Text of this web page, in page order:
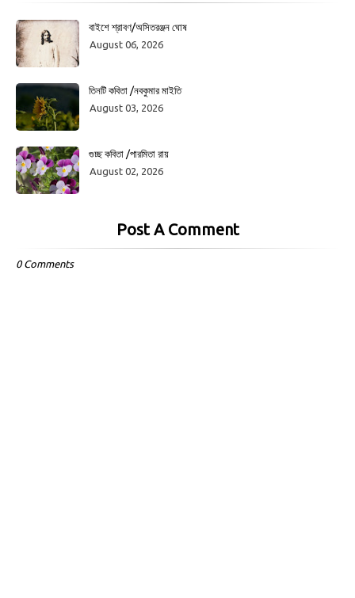
বাইশে শ্রাবণ/অসিতরঞ্জন ঘোষ
August 06, 2026
তিনটি কবিতা /নবকুমার মাইতি
August 03, 2026
গুচ্ছ কবিতা /পারমিতা রায়
August 02, 2026
Post A Comment
0 Comments